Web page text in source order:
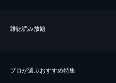
雑誌読み放題
プロが選ぶおすすめ特集